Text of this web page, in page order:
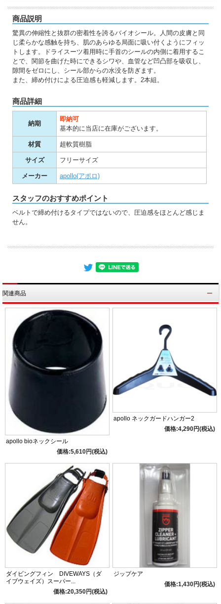
商品説明
驚異の伸縮性と抜群の密着性を誇るバイオシール。人間の皮膚と同
じ柔らかな感触を持ち、肌のあらゆる局面に吸い付くようにフィッ
トします。ドライスーツ着用時に手首のシールの内側に着用するこ
とで、関節を曲げた時にできるシワや、血管など凹凸部を吸収し、
隙間をゼロにし、シール部からの水没を防ぎます。
また、締め付けによる圧迫感も軽減します。2本組。
商品詳細
納期
即納可
基本的に当店に在庫がございます。
材質 超軟質樹脂
サイズ フリーサイズ
メーカー apollo(アポロ)
スタッフのおすすめポイント
ベルトで締め付けるタイプではないので、圧迫感をほとんど感じま
せん。
関連商品
apollo bioネックシール
価格:5,610円(税込)
apollo ネックガードハンガー2
価格:4,290円(税込)
ダイビングフィン DIVEWAYS（ダ
イブウェイズ）スーパー...
価格:20,350円(税込)
ジップケア
価格:1,430円(税込)